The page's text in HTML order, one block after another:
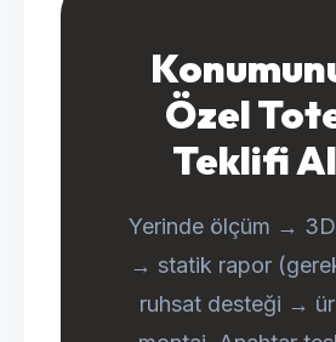
Özel
Teklifi
Yerinde ölçüm → 3D
→ statik rapor
ruhsat desteği →